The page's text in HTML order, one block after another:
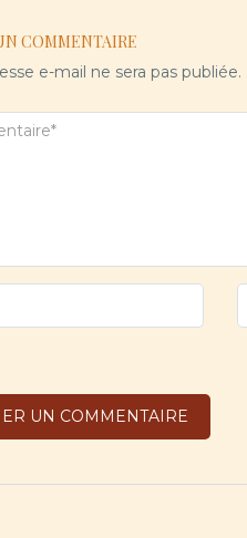
COMMENTAIRE
e-mail ne sera pas publiée.